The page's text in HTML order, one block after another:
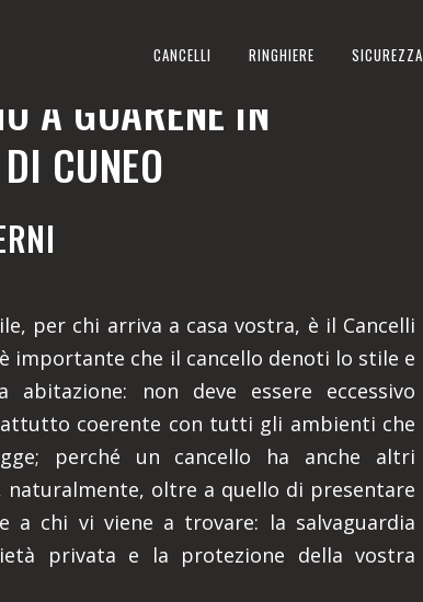
CANCELLI RINGHIERE SICUREZZA
A GUARENE IN
CUNEO
per chi arriva a casa vostra, è il Cancelli
importante che il cancello denoti lo stile e
abitazione: non deve essere eccessivo
coerente con tutti gli ambienti che
perché un cancello ha anche altri
oltre a quello di presentare
a chi vi viene a trovare: la salvaguardia
privata e la protezione della vostra